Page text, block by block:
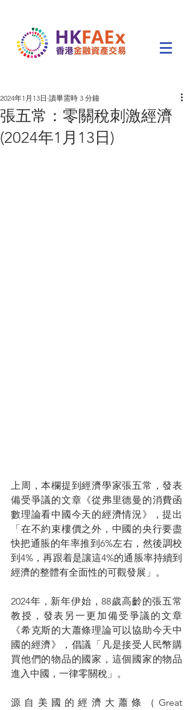
張五常：零關稅刺激經濟
(2024年1月13日)
2024年1月13日 讀畢需時 3 分鐘
上周，本欄提到經濟學家張五常，發表
備受爭議的文章《從弗里德曼的消費函
數理論看中國今天的經濟情況》，提出
「在不約束樓價之外，中國的央行要盡
快把通脹的年率推到6%左右，然後調校
到4%，再跟着是讓這4%的通脹率持續到
經濟的整體有全面性的可觀發展」。
2024年，新年伊始，88歲高齡的張五常
教授，發表另一更加備受爭議的文章
《希克斯的大蕭條理論可以協助今天中
國的經濟》，倡議「凡是接受人民幣購
買他們的物品的國家，這個國家的物品
進入中國，一律零關稅」。
源自美國的經濟大蕭條（Great